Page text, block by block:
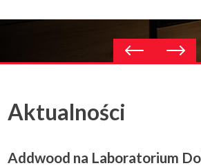
Next
number number
2
Aktualności
Addwood na Laboratorium